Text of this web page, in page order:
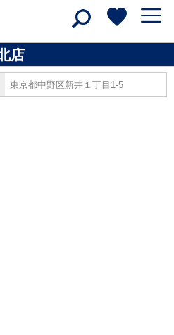
店
東京都中野区新井１丁目1-5